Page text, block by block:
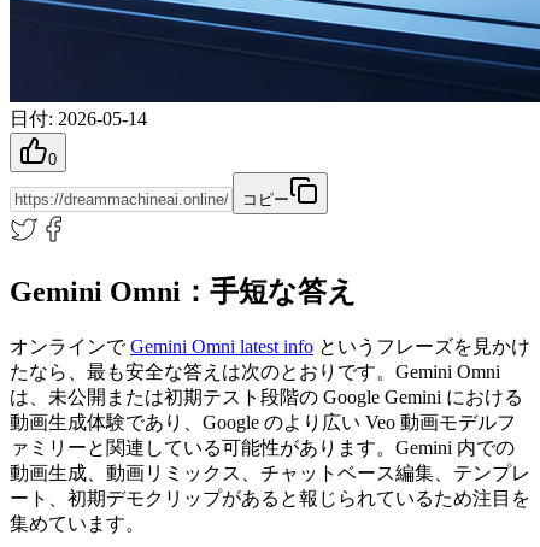
日付: 2026-05-14
0
コピー
Gemini Omni：手短な答え
オンラインでGemini Omni latest info というフレーズを見かけ
たなら、最も安全な答えは次のとおりです。Gemini Omni
は、未公開または初期テスト段階の Google Gemini における
動画生成体験であり、Google のより広い Veo 動画モデルフ
ァミリーと関連している可能性があります。Gemini 内での
動画生成、動画リミックス、チャットベース編集、テンプレ
ート、初期デモクリップがあると報じられているため注目を
集めています。